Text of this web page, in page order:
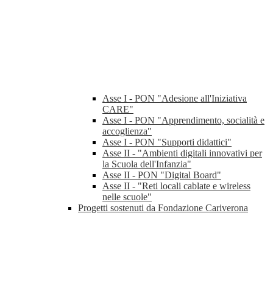
Asse I - PON "Adesione all'Iniziativa
CARE"
Asse I - PON "Apprendimento, socialità e
accoglienza"
Asse I - PON "Supporti didattici"
Asse II - "Ambienti digitali innovativi per
la Scuola dell'Infanzia"
Asse II - PON "Digital Board"
Asse II - "Reti locali cablate e wireless
nelle scuole"
Progetti sostenuti da Fondazione Cariverona